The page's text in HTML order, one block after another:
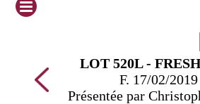
LOT 520L -
F. 17/02/2019
Présentée par